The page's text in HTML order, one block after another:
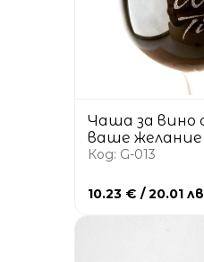
Чаша за вино
ваше желание
Код: G-013
10.23 € / 20.01